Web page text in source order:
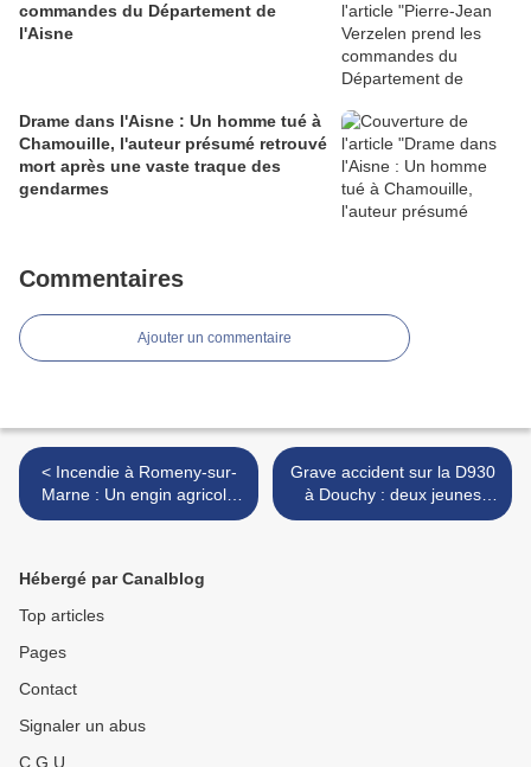
commandes du Département de
l'Aisne
Drame dans l'Aisne : Un homme tué à
Chamouille, l'auteur présumé retrouvé
mort après une vaste traque des
gendarmes
Commentaires
Ajouter un commentaire
< Incendie à Romeny-sur-
Marne : Un engin agricole
prend feu et endommage
Grave accident sur la D930
à Douchy : deux jeunes
hommes décèdent dans
Hébergé par Canalblog
Top articles
Pages
Contact
Signaler un abus
C.G.U.